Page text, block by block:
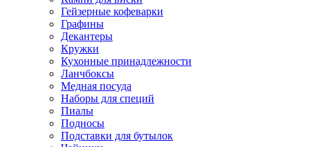
Гейзерные кофеварки
Графины
Декантеры
Кружки
Кухонные принадлежности
Ланчбоксы
Медная посуда
Наборы для специй
Пиалы
Подносы
Подставки для бутылок